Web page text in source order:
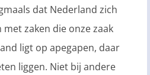
dat Nederland zich
zaken die onze zaak
ligt op apegapen, daar
liggen. Niet bij andere